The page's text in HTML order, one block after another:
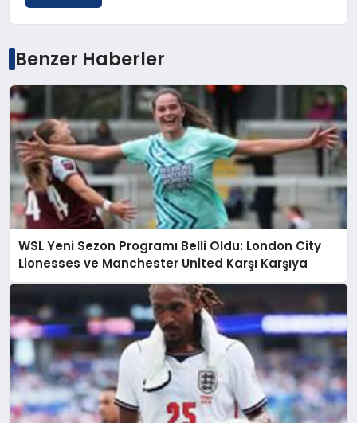
Benzer Haberler
WSL Yeni Sezon Programı Belli Oldu: London City
Lionesses ve Manchester United Karşı Karşıya